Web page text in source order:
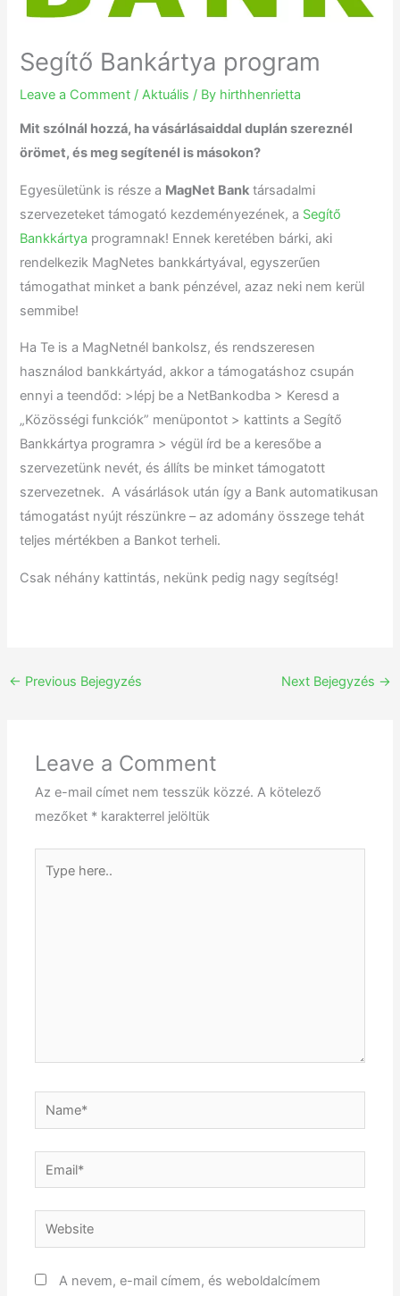
Segítő Bankártya program
Leave a Comment /Aktuális / By hirthhenrietta
Mit szólnál hozzá, ha vásárlásaiddal duplán szereznél
örömet, és meg segítenél is másokon?
Egyesületünk is része a MagNet Bank társadalmi
szervezeteket támogató kezdeményezének, a Segítő
Bankkártya programnak! Ennek keretében bárki, aki
rendelkezik MagNetes bankkártyával, egyszerűen
támogathat minket a bank pénzével, azaz neki nem kerül
semmibe!
Ha Te is a MagNetnél bankolsz, és rendszeresen
használod bankkártyád, akkor a támogatáshoz csupán
ennyi a teendőd: >lépj be a NetBankodba > Keresd a
„Közösségi funkciók” menüpontot > kattints a Segítő
Bankkártya programra > végül írd be a keresőbe a
szervezetünk nevét, és állíts be minket támogatott
szervezetnek. A vásárlások után így a Bank automatikusan
támogatást nyújt részünkre – az adomány összege tehát
teljes mértékben a Bankot terheli.
Csak néhány kattintás, nekünk pedig nagy segítség!
← Previous Bejegyzés Next Bejegyzés →
Leave a Comment
Az e-mail címet nem tesszük közzé. A kötelező
mezőket * karakterrel jelöltük
Name*
Email*
Website
A nevem, e-mail címem, és weboldalcímem